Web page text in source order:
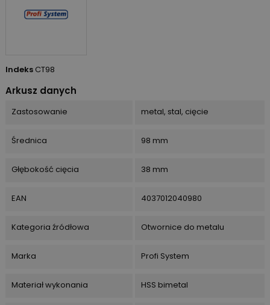
Indeks CT98
Arkusz danych
Zastosowanie metal, stal, cięcie
Średnica 98 mm
Głębokość cięcia 38 mm
EAN 4037012040980
Kategoria źródłowa Otwornice do metalu
Marka Profi System
Materiał wykonania HSS bimetal